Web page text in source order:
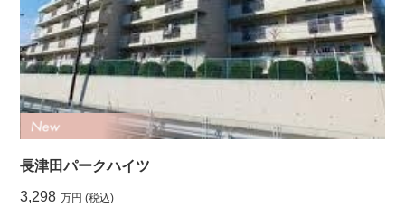
長津田パークハイツ
3,298 万円 (税込)